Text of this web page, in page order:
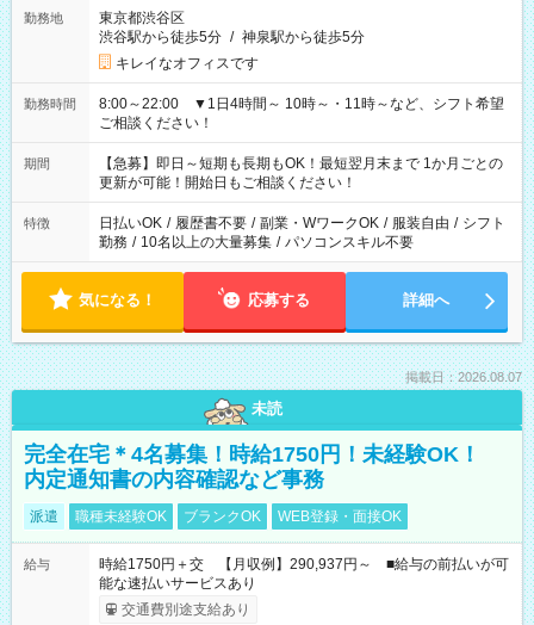
勤務地
東京都渋谷区
渋谷駅から徒歩5分 / 神泉駅から徒歩5分
キレイなオフィスです
勤務時間
8:00～22:00 ▼1日4時間～ 10時～・11時～など、シフト希望
ご相談ください！
期間
【急募】即日～短期も長期もOK！最短翌月末まで 1か月ごとの
更新が可能！開始日もご相談ください！
特徴 日払いOK / 履歴書不要 / 副業・WワークOK / 服装自由 / シフト
勤務 / 10名以上の大量募集 / パソコンスキル不要
気になる！ 応募する 詳細へ
掲載日：2026.08.07
未読
完全在宅＊4名募集！時給1750円！未経験OK！
内定通知書の内容確認など事務
派遣 職種未経験OK ブランクOK WEB登録・面接OK
給与
時給1750円＋交 【月収例】290,937円～ ■給与の前払いが可
能な速払いサービスあり
交通費別途支給あり